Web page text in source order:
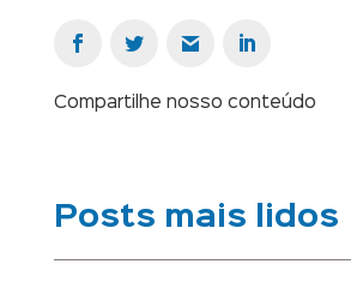
Compartilhe nosso conteúdo
Posts mais lidos